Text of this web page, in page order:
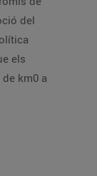
del
els
km0 a